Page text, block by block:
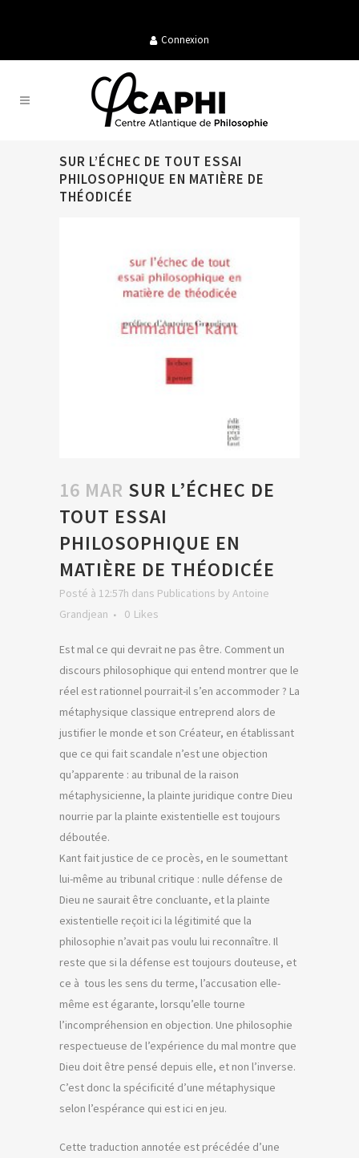
Connexion
SUR L’ÉCHEC DE TOUT ESSAI
PHILOSOPHIQUE EN MATIÈRE DE
THÉODICÉE
16 MAR SUR L’ÉCHEC DE
TOUT ESSAI
PHILOSOPHIQUE EN
MATIÈRE DE THÉODICÉE
Posté à 12:57h dans Publications by Antoine
Grandjean
0 Likes
Est mal ce qui devrait ne pas être. Comment un
discours philosophique qui entend montrer que le
réel est rationnel pourrait-il s’en accommoder ? La
métaphysique classique entreprend alors de
justifier le monde et son Créateur, en établissant
que ce qui fait scandale n’est une objection
qu’apparente : au tribunal de la raison
métaphysicienne, la plainte juridique contre Dieu
nourrie par la plainte existentielle est toujours
déboutée.
Kant fait justice de ce procès, en le soumettant
lui-même au tribunal critique : nulle défense de
Dieu ne saurait être concluante, et la plainte
existentielle reçoit ici la légitimité que la
philosophie n’avait pas voulu lui reconnaître. Il
reste que si la défense est toujours douteuse, et
ce à tous les sens du terme, l’accusation elle-
même est égarante, lorsqu’elle tourne
l’incompréhension en objection. Une philosophie
respectueuse de l’expérience du mal montre que
Dieu doit être pensé depuis elle, et non l’inverse.
C’est donc la spécificité d’une métaphysique
selon l’espérance qui est ici en jeu.
Cette traduction annotée est précédée d’une